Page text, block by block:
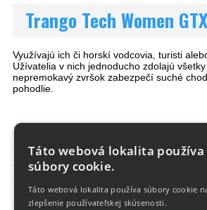
Trango Tech Women GTX
Využívajú ich či horskí vodcovia, turisti
Užívatelia v nich jednoducho zdolajú
nepremokavý zvršok zabezpečí suché
pohodlie.
Gore-TEX: Áno
Hmotnosť 1/2 pár:
Podrážka:
La Sportiva
Táto webová lokalita používa
súbory cookie.
Táto webová lokalita používa súbory cookie
zlepšenie používateľskej skúsenosti.